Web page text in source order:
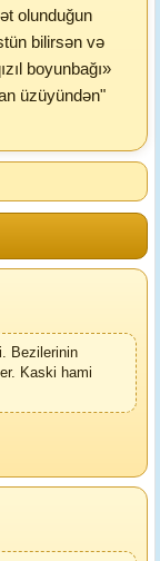
olunduğun
bilirsən və
boyunbağı»
üzüyündən"
Bezilerinin
Kaski hami